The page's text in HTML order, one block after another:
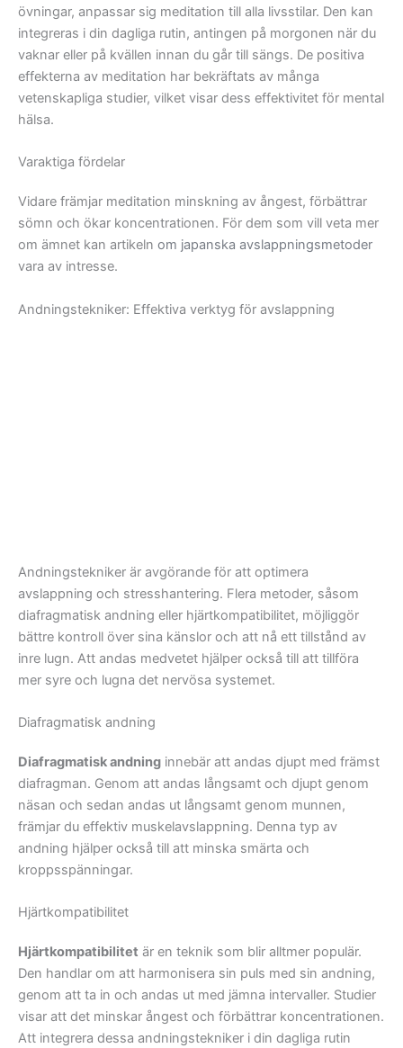
övningar, anpassar sig meditation till alla livsstilar. Den kan
integreras i din dagliga rutin, antingen på morgonen när du
vaknar eller på kvällen innan du går till sängs. De positiva
effekterna av meditation har bekräftats av många
vetenskapliga studier, vilket visar dess effektivitet för mental
hälsa.
Varaktiga fördelar
Vidare främjar meditation minskning av ångest, förbättrar
sömn och ökar koncentrationen. För dem som vill veta mer
om ämnet kan artikeln om japanska avslappningsmetoder
vara av intresse.
Andningstekniker: Effektiva verktyg för avslappning
Andningstekniker är avgörande för att optimera
avslappning och stresshantering. Flera metoder, såsom
diafragmatisk andning eller hjärtkompatibilitet, möjliggör
bättre kontroll över sina känslor och att nå ett tillstånd av
inre lugn. Att andas medvetet hjälper också till att tillföra
mer syre och lugna det nervösa systemet.
Diafragmatisk andning
Diafragmatisk andning innebär att andas djupt med främst
diafragman. Genom att andas långsamt och djupt genom
näsan och sedan andas ut långsamt genom munnen,
främjar du effektiv muskelavslappning. Denna typ av
andning hjälper också till att minska smärta och
kroppsspänningar.
Hjärtkompatibilitet
Hjärtkompatibilitet är en teknik som blir alltmer populär.
Den handlar om att harmonisera sin puls med sin andning,
genom att ta in och andas ut med jämna intervaller. Studier
visar att det minskar ångest och förbättrar koncentrationen.
Att integrera dessa andningstekniker i din dagliga rutin